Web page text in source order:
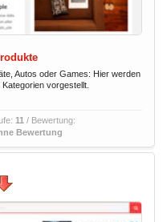
Autos oder Games: Hier werden
vorgestellt.
11 / Bewertung:
Bewertung